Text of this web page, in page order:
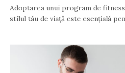
Adoptarea unui program de
stilul tău de viață este esențială